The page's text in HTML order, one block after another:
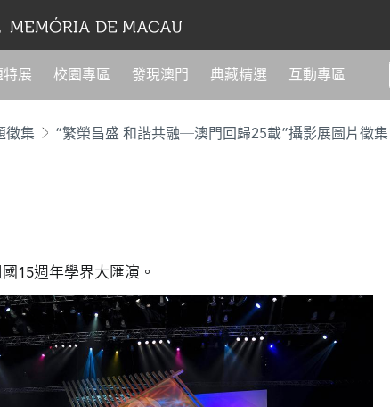
特展 校園專區 發現澳門 典藏精選 互動專區
徵集 “繁榮昌盛 和諧共融─澳門回歸25載”攝影展圖片徵集
15週年學界大匯演。